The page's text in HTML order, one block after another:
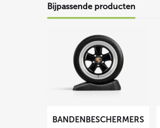
Bijpassende producten
Bandenbeschermers
BANDENBESCHERMERS